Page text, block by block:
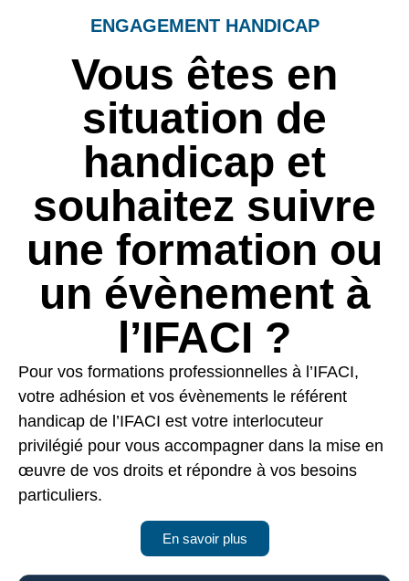
ENGAGEMENT HANDICAP
Vous êtes en
situation de
handicap et
souhaitez suivre
une formation ou
un évènement à
l’IFACI ?
Pour vos formations professionnelles à l’IFACI,
votre adhésion et vos évènements le référent
handicap de l’IFACI est votre interlocuteur
privilégié pour vous accompagner dans la mise en
œuvre de vos droits et répondre à vos besoins
particuliers.
En savoir plus